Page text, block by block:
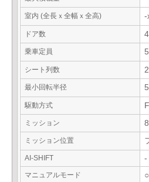
室内 (全長ｘ全幅ｘ全高) -
ドア数 4
乗車定員
シート列数 2
最小回転半径
駆動方式
ミッション
ミッション位置
AI-SHIFT -
マニュアルモード ○